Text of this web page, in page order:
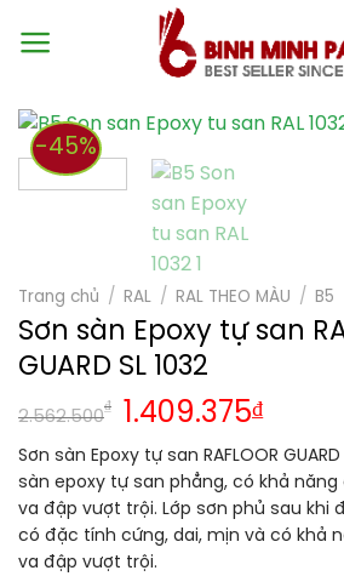
-45%
Trang chủ / RAL / RAL THEO MÀU / B5
Sơn sàn Epoxy tự san
GUARD SL 1032
2.562.500
₫ 1.409.375₫
Sơn sàn Epoxy tự san RAFLOOR
sàn epoxy tự san phẳng, có khả
va đập vượt trội. Lớp sơn phủ sau khi
có đặc tính cứng, dai, mịn và có khả
va đập vượt trội.